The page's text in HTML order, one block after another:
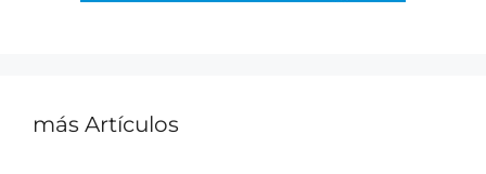
más Artículos